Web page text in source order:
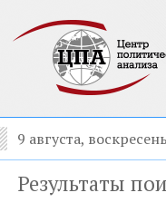
9 августа,
Результаты